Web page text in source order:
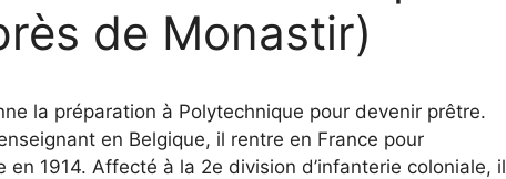
de Monastir)
la préparation à Polytechnique pour devenir prêtre.
en Belgique, il rentre en France pour
en 1914. Affecté à la 2e division d’infanterie coloniale, il